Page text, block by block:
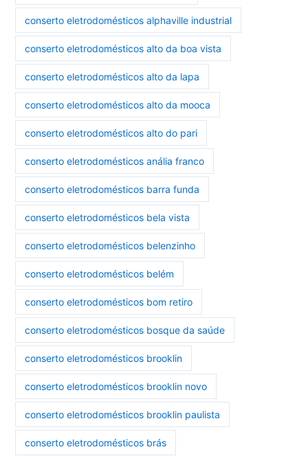
conserto eletrodomésticos alphaville industrial
conserto eletrodomésticos alto da boa vista
conserto eletrodomésticos alto da lapa
conserto eletrodomésticos alto da mooca
conserto eletrodomésticos alto do pari
conserto eletrodomésticos anália franco
conserto eletrodomésticos barra funda
conserto eletrodomésticos bela vista
conserto eletrodomésticos belenzinho
conserto eletrodomésticos belém
conserto eletrodomésticos bom retiro
conserto eletrodomésticos bosque da saúde
conserto eletrodomésticos brooklin
conserto eletrodomésticos brooklin novo
conserto eletrodomésticos brooklin paulista
conserto eletrodomésticos brás